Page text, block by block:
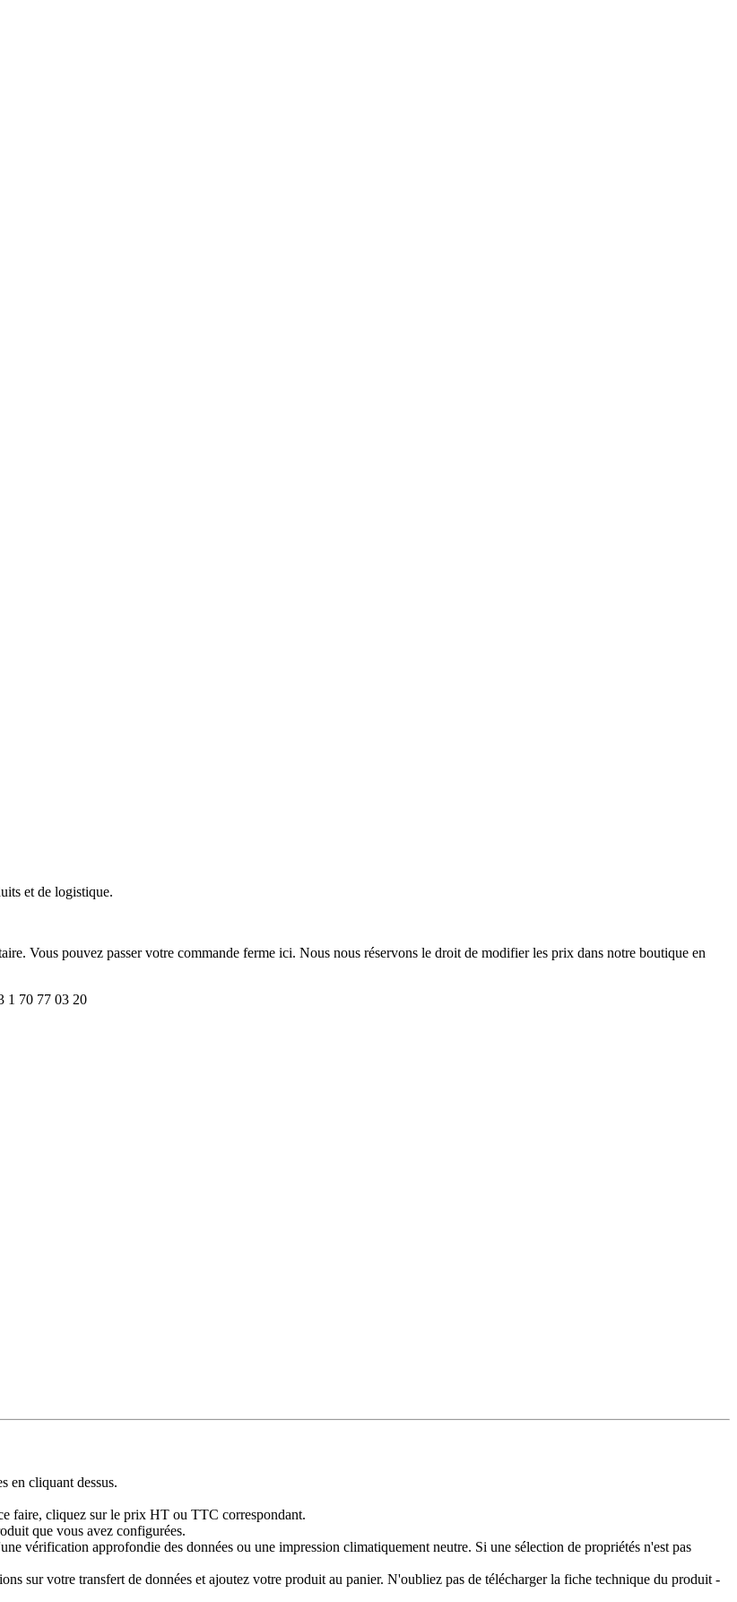
et de logistique.
Vous pouvez passer votre commande ferme ici. Nous nous réservons le droit de modifier les prix dans notre boutique en
1 70 77 03 20
en cliquant dessus.
faire, cliquez sur le prix HT ou TTC correspondant.
que vous avez configurées.
vérification approfondie des données ou une impression climatiquement neutre. Si une sélection de propriétés n'est pas
sur votre transfert de données et ajoutez votre produit au panier. N'oubliez pas de télécharger la fiche technique du produit -